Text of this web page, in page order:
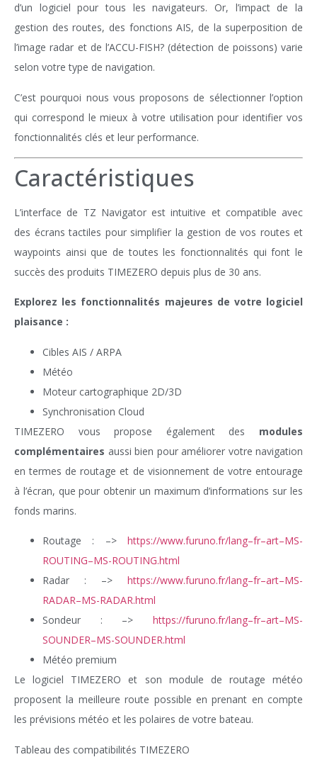
d’un logiciel pour tous les navigateurs. Or, l’impact de la
gestion des routes, des fonctions AIS, de la superposition de
l’image radar et de l’ACCU-FISH? (détection de poissons) varie
selon votre type de navigation.
C’est pourquoi nous vous proposons de sélectionner l’option
qui correspond le mieux à votre utilisation pour identifier vos
fonctionnalités clés et leur performance.
Caractéristiques
L’interface de TZ Navigator est intuitive et compatible avec
des écrans tactiles pour simplifier la gestion de vos routes et
waypoints ainsi que de toutes les fonctionnalités qui font le
succès des produits TIMEZERO depuis plus de 30 ans.
Explorez les fonctionnalités majeures de votre logiciel
plaisance :
Cibles AIS / ARPA
Météo
Moteur cartographique 2D/3D
Synchronisation Cloud
TIMEZERO vous propose également des modules
complémentaires aussi bien pour améliorer votre navigation
en termes de routage et de visionnement de votre entourage
à l’écran, que pour obtenir un maximum d’informations sur les
fonds marins.
Routage : –> https://www.furuno.fr/lang–fr–art–MS-
ROUTING–MS-ROUTING.html
Radar : –> https://www.furuno.fr/lang–fr–art–MS-
RADAR–MS-RADAR.html
Sondeur : –> https://furuno.fr/lang–fr–art–MS-
SOUNDER–MS-SOUNDER.html
Météo premium
Le logiciel TIMEZERO et son module de routage météo
proposent la meilleure route possible en prenant en compte
les prévisions météo et les polaires de votre bateau.
Tableau des compatibilités TIMEZERO